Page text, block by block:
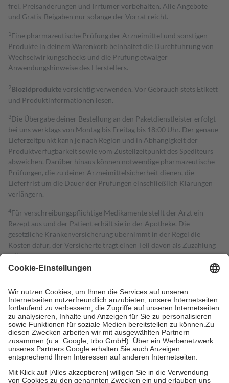
frei. Preisänderungen und Irrtümer vorbehalten. Alle Angebote
und Gratis-Beigaben nur solange der Vorrat reicht.
1 Eine pharmazeutische Prüfung der Arzneimittel und sonstigen
Produkte in deinem Warenkorb beinhaltet die Durchführung von
Wechselwirkungschecks und die Prüfung etwaiger
Anwendungshinweise des Herstellers.
2Biozidproduktevorsichtig verwenden. Vor Gebrauch stets Etikett
und Produktinformationen lesen.
3Die Übergabe deiner Bestellung an den Paketdienstleister erfolgt
bei uns werktags von Montag bis Freitag bis 18:00 Uhr. Der genaue
Lieferzeitpunkt kann je nach Region und in Abhängigkeit der
Produktverfügbarkeit sowie vom Zustellzeitpunkt des Spediteurs
abweichen. Darüber hinaus können notwendige pharmazeutische
Prüfungen, die zu deiner Arzneimittelsicherheit dienen, die
Lieferfrist um die Dauer der Prüfungen einschließlich Klärungen
verlängern.
4Für verschreibungspflichtige Medikamente stellt der Arzt ein
Rezept aus und der Patient erhält sie in der Apotheke. Die
gesetzliche Krankenversicherung übernimmt in der Regel die
Kosten dafür, der Versicherte trägt einen Teil davon als Zuzahlung
mit.
Grundsätzlich leisten Mitglieder Zuzahlungen in Höhe von zehn
höchstens zehn Euro.
Es sind jedoch nie mehr als die tatsächlichen
Kosten der Leistung zu entrichten.
Diese Regeln gelten grundsätzlich auch für Online-Apotheken.
Bei Heilmitteln und häuslicher Krankenpflege beträgt die
Zuzahlung zehn Prozent der Kosten sowie zehn Euro je
Verordnung.
Um das Engagement der Versicherten für ihre eigene Gesundheit zu
stärken und die besondere Stellung der Familie zu unterstützen,
fallenkeine Zuzahlungenan bei: